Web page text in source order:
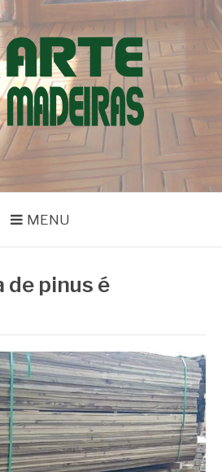
| ARTE
MENU
de pinus é